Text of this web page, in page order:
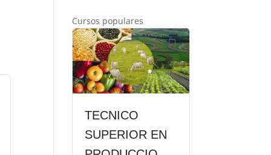
Cursos populares
TECNICO
SUPERIOR EN